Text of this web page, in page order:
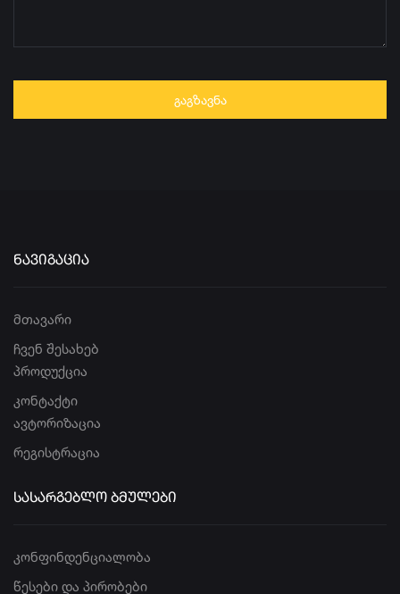
ᲒᲐᲒᲖᲐᲕᲜᲐ
ᲜᲐᲕᲘᲒᲐᲪᲘᲐ
მთავარი
ჩვენ შესახებ
პროდუქცია
კონტაქტი
ავტორიზაცია
რეგისტრაცია
ᲡᲐᲡᲐᲠᲒᲔᲑᲚᲝ ᲑᲛᲣᲚᲔᲑᲘ
კონფინდენციალობა
წესები და პირობები